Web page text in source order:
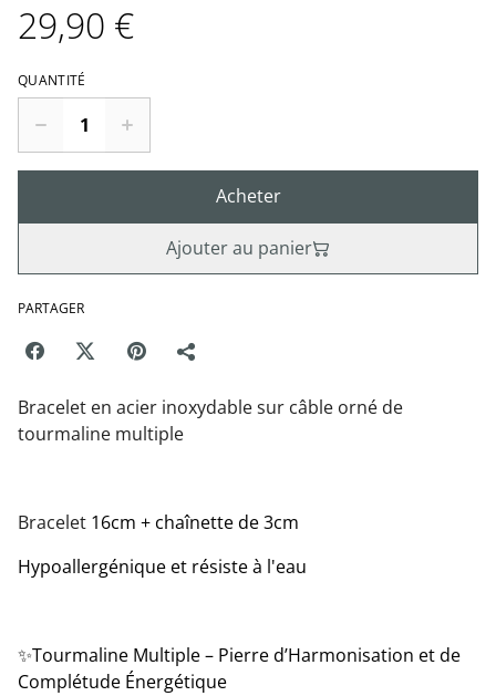
29,90 €
QUANTITÉ
Acheter
Ajouter au panier
PARTAGER
Bracelet en acier inoxydable sur câble orné de
tourmaline multiple
Bracelet 16cm + chaînette de 3cm
Hypoallergénique et résiste à l'eau
✨Tourmaline Multiple – Pierre d’Harmonisation et de
Complétude Énergétique